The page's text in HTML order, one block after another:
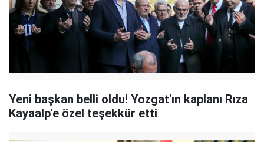
Yeni başkan belli oldu! Yozgat'ın kaplanı Rıza
Kayaalp'e özel teşekkür etti